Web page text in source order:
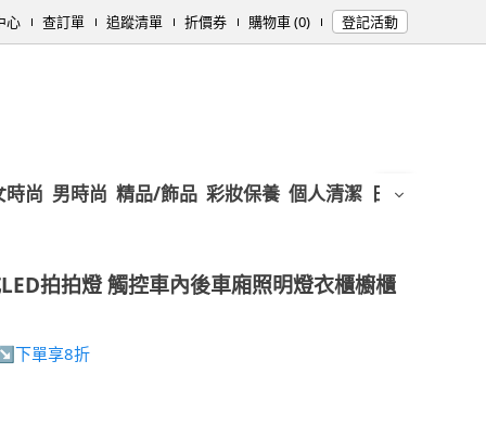
心 查訂單 追蹤清單 折價券 購物車 (0) 登記活動
時尚 男時尚 精品/飾品 彩妝保養 個人清潔 日用/紙品
拍拍燈 觸控車內後車廂照明燈衣櫃櫥櫃
下單享8折